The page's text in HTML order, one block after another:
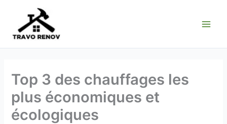
contenu
Top 3 des chauffages les
plus économiques et
écologiques